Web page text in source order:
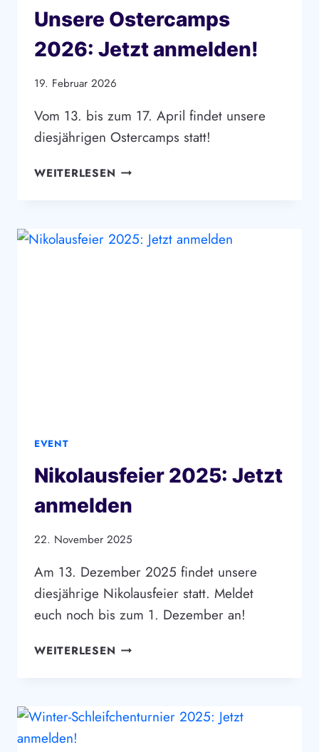
Unsere Ostercamps
2026: Jetzt anmelden!
19. Februar 2026
Vom 13. bis zum 17. April findet unsere
diesjährigen Ostercamps statt!
WEITERLESEN UNSERE
ANMELDEN!
EVENT
Nikolausfeier 2025: Jetzt
anmelden
22. November 2025
Am 13. Dezember 2025 findet unsere
diesjährige Nikolausfeier statt. Meldet
euch noch bis zum 1. Dezember an!
WEITERLESEN NIKOLAUSFEIER